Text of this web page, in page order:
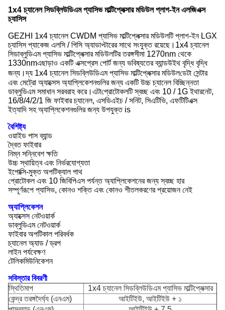
1x4 চ্যানেল সিডব্লিউডিএম প্যাসিভ মাল্টিপ্লেক্সার মডিউল প্লাগ-ইন এলজিএক্স
চ্যাসিস
GEZHI 1x4 চ্যানেল CWDM প্যাসিভ মাল্টিপ্লেক্সার মডিউলটি প্লাগ-ইন LGX
চ্যাসিস প্যাকেজ এলসি / পিসি অ্যাডাপ্টারের সাথে সংযুক্ত রয়েছে।1x4 চ্যানেল
সিডাব্লুডিএম প্যাসিভ মাল্টিপ্লেক্সার মডিউলটির তরঙ্গসীমা 1270nm থেকে
1330nmএছাড়াও একটি এক্সপ্রেস পোর্ট জন্য ভবিষ্যতের ব্যান্ডউইথ বৃদ্ধি বৃদ্ধি
জন্য ।দ্য 1x4 চ্যানেল সিডব্লিউডিএম প্যাসিভ মাল্টিপ্লেক্সার মডিউলডেটা সেন্টার
এবং মেট্রো অ্যাক্সেস অ্যাপ্লিকেশনগুলির জন্য একটি উচ্চ চ্যানেল বিচ্ছিন্নতা
ডাব্লুডিএম সমাধান সরবরাহ করে।এটাপ্রোটোকলটি স্বচ্ছ এবং 10 / 1G ইথারনেট,
16/8/4/2/1 জি ফাইবার চ্যানেল, এসডিএইচ / সনিট, সিএটিভি, এফটিটিএক্স
ইত্যাদি সহ অ্যাপ্লিকেশনগুলির জন্য উপযুক্ত is
বৈশিষ্ট্য
ওয়াইড পাস ব্যান্ড
দ্বৈত ফাইবার
নিম্ন সন্নিবেশ ক্ষতি
উচ্চ স্থায়িত্ব এবং নির্ভরযোগ্যতা
ইপোক্সি-মুক্ত অপটিক্যাল পাথ
প্রোটোকল এবং 10 জিবিপিএস পর্যন্ত অ্যাপ্লিকেশনের জন্য স্বচ্ছ হার
সম্পূর্ণরূপে প্যাসিভ, কোনও শক্তি এবং কোনও শীতলকরণের প্রয়োজন নেই
অ্যাপ্লিকেশন
অ্যাক্সেস নেটওয়ার্ক
ডাব্লুডিএম নেটওয়ার্ক
ফাইবার অপটিকাল পরিবর্ধক
চ্যানেল অ্যাড / ড্রপ
লাইন পর্যবেক্ষণ
টেলিকমিউনিকেশন
সবিস্তার বিবরণী
স্থিতিমাপ
1x4 চ্যানেল সিডব্লিউডিএম প্যাসিভ মাল্টিপ্লেক্সার
কেন্দ্র তরঙ্গদৈর্ঘ্য (এনএম)
আইটিইউ, আইটিইউ + ১